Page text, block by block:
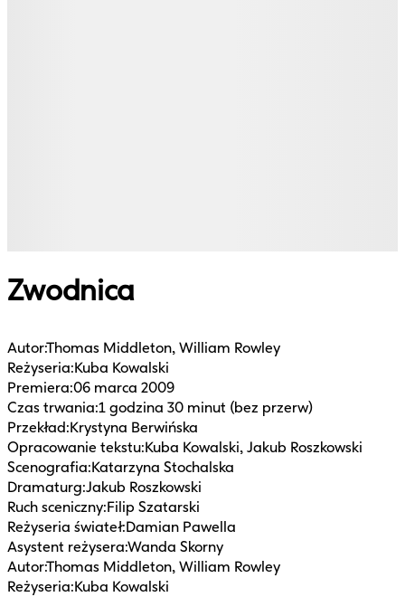
Zwodnica
Autor:Thomas Middleton, William Rowley
Reżyseria:Kuba Kowalski
Premiera:06 marca 2009
Czas trwania:1 godzina 30 minut (bez przerw)
Przekład:Krystyna Berwińska
Opracowanie tekstu:Kuba Kowalski, Jakub Roszkowski
Scenografia:Katarzyna Stochalska
Dramaturg:Jakub Roszkowski
Ruch sceniczny:Filip Szatarski
Reżyseria świateł:Damian Pawella
Asystent reżysera:Wanda Skorny
Autor:Thomas Middleton, William Rowley
Reżyseria:Kuba Kowalski